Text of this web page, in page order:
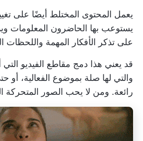
يعمل المحتوى المختلط أيضًا على
يستوعب بها الحاضرون المعلومات
على تذكر الأفكار المهمة واللحظات
قد يعني هذا دمج مقاطع الفيديو
والتي لها صلة بموضوع الفعالية،
رائعة. ومن لا يحب الصور المتحركة